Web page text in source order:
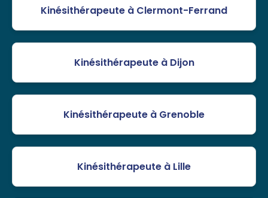
Kinésithérapeute à Clermont-Ferrand
Kinésithérapeute à Dijon
Kinésithérapeute à Grenoble
Kinésithérapeute à Lille